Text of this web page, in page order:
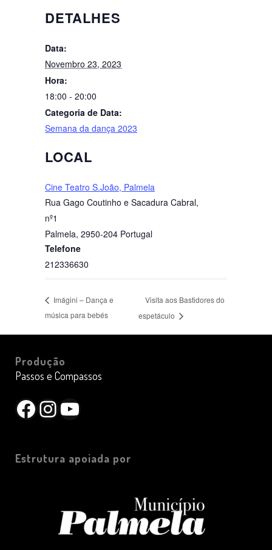
DETALHES
Data:
Novembro 23, 2023
Hora:
18:00 - 20:00
Categoria de Data:
Semana da dança 2023
LOCAL
Cine Teatro S.João, Palmela
Rua Gago Coutinho e Sacadura Cabral,
nº1
Palmela, 2950-204 Portugal
Telefone
212336630
Imágini – Dança e
música para bebés
Visita aos Bastidores do
espetáculo
Produção
Passos e Compassos
Facebook
Instagram
YouTube
Estrutura apoiada por